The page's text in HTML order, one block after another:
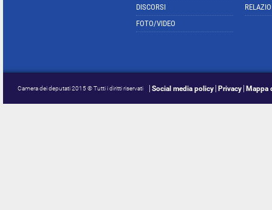
DISCORSI
FOTO/VIDEO
Camera dei deputati 2015 © Tutti i diritti riservati Social media policy Privacy Mappa